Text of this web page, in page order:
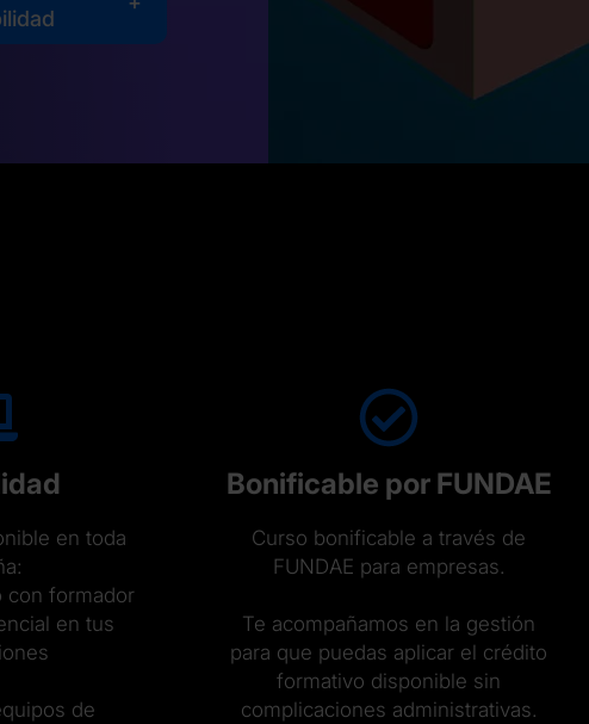
en toda
con formador
en tus
de
Bonificable por FUNDAE
Curso bonificable a través de
FUNDAE para empresas.
Te acompañamos en la gestión
para que puedas aplicar el crédito
formativo disponible sin
complicaciones administrativas.